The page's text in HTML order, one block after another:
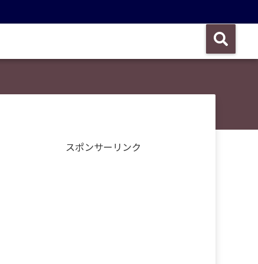
スポンサーリンク